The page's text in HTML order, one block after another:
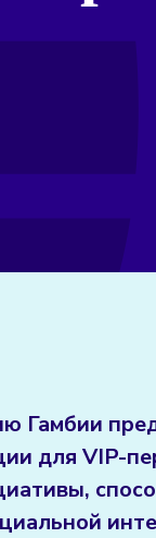
Гамбии
для VIP-